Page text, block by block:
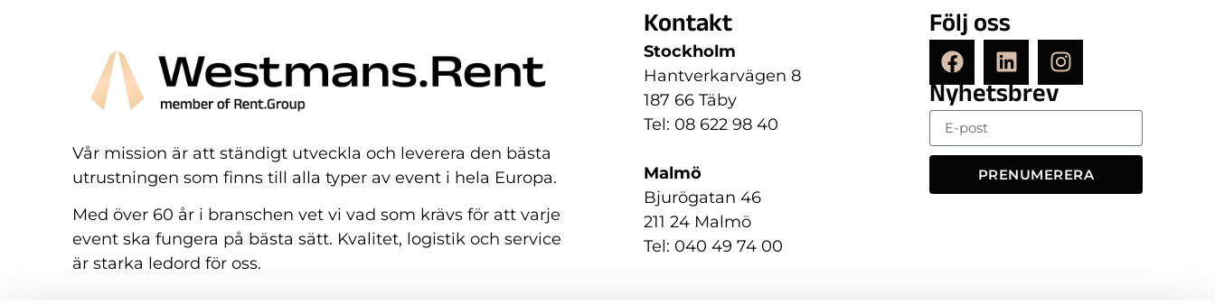
Vår mission är att ständigt utveckla och leverera den bästa
utrustningen som finns till alla typer av event i hela Europa.
Med över 60 år i branschen vet vi vad som krävs för att varje
event ska fungera på bästa sätt. Kvalitet, logistik och service
är starka ledord för oss.
Kontakt
Stockholm
Hantverkarvägen 8
187 66 Täby
Tel: 08 622 98 40
Malmö
Bjurögatan 46
211 24 Malmö
Tel: 040 49 74 00
Följ oss
Nyhetsbrev
PRENUMERERA